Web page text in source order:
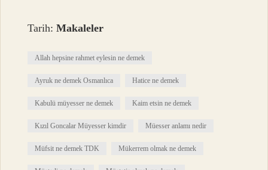
Tarih:Makaleler
Allah hepsine rahmet eylesin ne demek
Ayruk ne demek Osmanlıca Hatice ne demek
Kabulü müyesser ne demek Kaim etsin ne demek
Kızıl Goncalar Müyesser kimdir Müesser anlamı nedir
Müfsit ne demek TDK Mükerrem olmak ne demek